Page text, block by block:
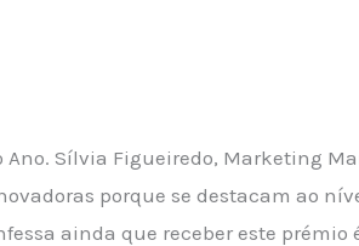
Ano. Sílvia Figueiredo, Marketing
porque se destacam ao
ainda que receber este